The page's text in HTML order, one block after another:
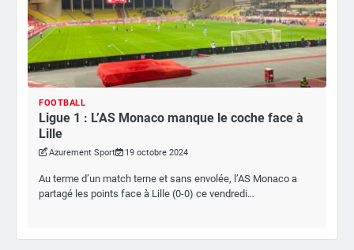
FOOTBALL
Ligue 1 : L’AS Monaco manque le coche face à
Lille
Azurement Sport 19 octobre 2024
Au terme d’un match terne et sans envolée, l’AS Monaco a
partagé les points face à Lille (0-0) ce vendredi…